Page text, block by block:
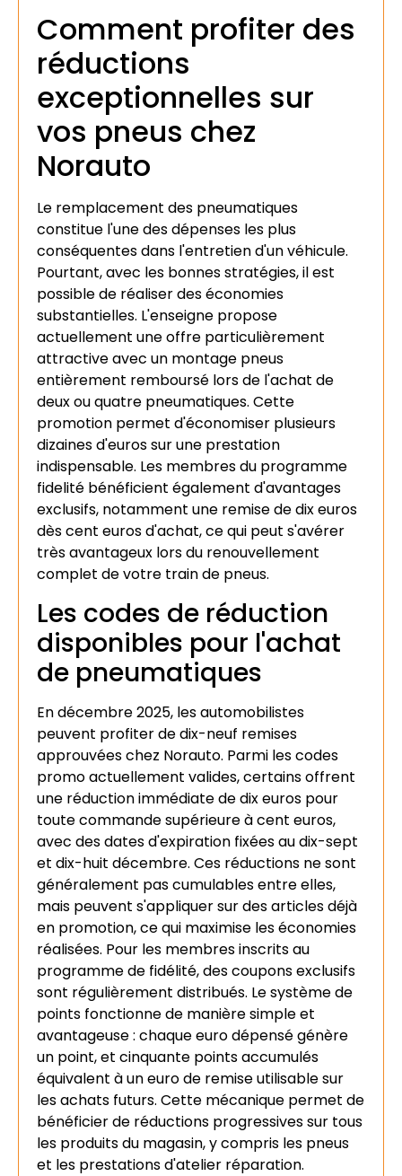
Comment profiter des
réductions
exceptionnelles sur
vos pneus chez
Norauto
Le remplacement des pneumatiques
constitue l'une des dépenses les plus
conséquentes dans l'entretien d'un véhicule.
Pourtant, avec les bonnes stratégies, il est
possible de réaliser des économies
substantielles. L'enseigne propose
actuellement une offre particulièrement
attractive avec un montage pneus
entièrement remboursé lors de l'achat de
deux ou quatre pneumatiques. Cette
promotion permet d'économiser plusieurs
dizaines d'euros sur une prestation
indispensable. Les membres du programme
fidelité bénéficient également d'avantages
exclusifs, notamment une remise de dix euros
dès cent euros d'achat, ce qui peut s'avérer
très avantageux lors du renouvellement
complet de votre train de pneus.
Les codes de réduction
disponibles pour l'achat
de pneumatiques
En décembre 2025, les automobilistes
peuvent profiter de dix-neuf remises
approuvées chez Norauto. Parmi les codes
promo actuellement valides, certains offrent
une réduction immédiate de dix euros pour
toute commande supérieure à cent euros,
avec des dates d'expiration fixées au dix-sept
et dix-huit décembre. Ces réductions ne sont
généralement pas cumulables entre elles,
mais peuvent s'appliquer sur des articles déjà
en promotion, ce qui maximise les économies
réalisées. Pour les membres inscrits au
programme de fidélité, des coupons exclusifs
sont régulièrement distribués. Le système de
points fonctionne de manière simple et
avantageuse : chaque euro dépensé génère
un point, et cinquante points accumulés
équivalent à un euro de remise utilisable sur
les achats futurs. Cette mécanique permet de
bénéficier de réductions progressives sur tous
les produits du magasin, y compris les pneus
et les prestations d'atelier réparation.